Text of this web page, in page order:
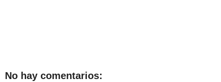
No hay comentarios: